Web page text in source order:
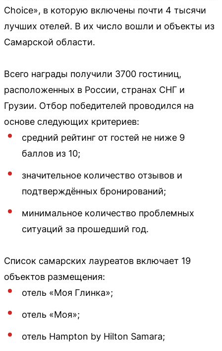
Choice», в которую включены почти 4 тысячи
лучших отелей. В их число вошли и объекты из
Самарской области.
Всего награды получили 3700 гостиниц,
расположенных в России, странах СНГ и
Грузии. Отбор победителей проводился на
основе следующих критериев:
средний рейтинг от гостей не ниже 9
баллов из 10;
значительное количество отзывов и
подтверждённых бронирований;
минимальное количество проблемных
ситуаций за прошедший год.
Список самарских лауреатов включает 19
объектов размещения:
отель «Моя Глинка»;
отель «Моя»;
отель Hampton by Hilton Samara;